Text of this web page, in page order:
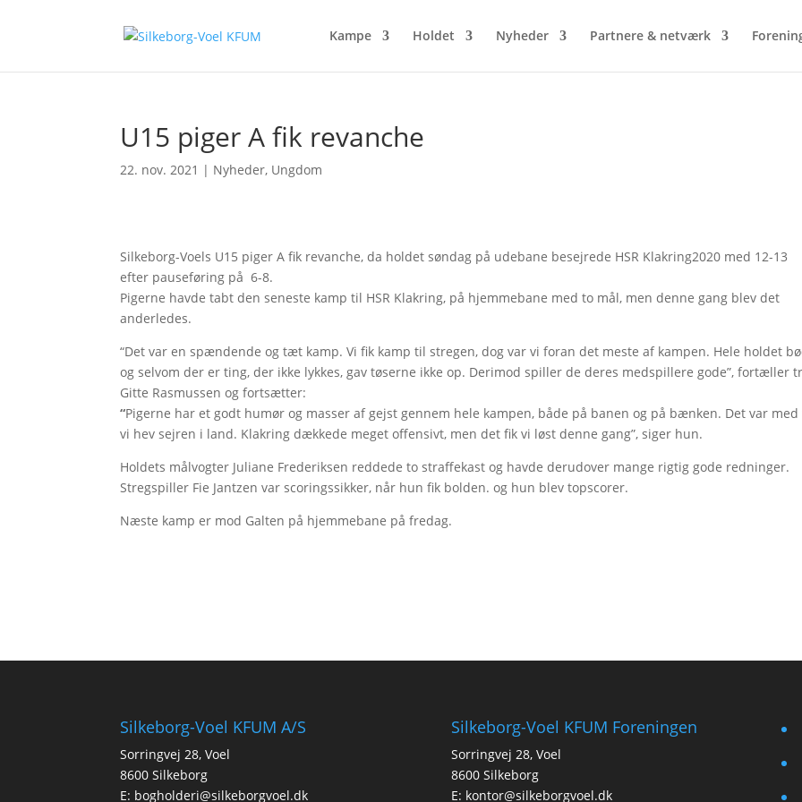
Kampe Holdet Nyheder Partnere & netværk
U15 piger A fik revanche
22. nov. 2021 | Nyheder, Ungdom
Silkeborg-Voels U15 piger A fik revanche, da holdet søndag på udebane besejrede HSR Klakring2020 med 12-13
efter pauseføring på 6-8.
Pigerne havde tabt den seneste kamp til HSR Klakring, på hjemmebane med to mål, men denne gang blev det
anderledes.
“Det var en spændende og tæt kamp. Vi fik kamp til stregen, dog var vi foran det meste af kampen. Hele holdet
og selvom der er ting, der ikke lykkes, gav tøserne ikke op. Derimod spiller de deres medspillere gode”, fortæller
Gitte Rasmussen og fortsætter:
“Pigerne har et godt humør og masser af gejst gennem hele kampen, både på banen og på bænken. Det var
vi hev sejren i land. Klakring dækkede meget offensivt, men det fik vi løst denne gang”, siger hun.
Holdets målvogter Juliane Frederiksen reddede to straffekast og havde derudover mange rigtig gode redninger.
Stregspiller Fie Jantzen var scoringssikker, når hun fik bolden. og hun blev topscorer.
Næste kamp er mod Galten på hjemmebane på fredag.
Silkeborg-Voel KFUM A/S
Sorringvej 28, Voel
8600 Silkeborg
E: bogholderi@silkeborgvoel.dk
Silkeborg-Voel KFUM Foreningen
Sorringvej 28, Voel
8600 Silkeborg
E: kontor@silkeborgvoel.dk